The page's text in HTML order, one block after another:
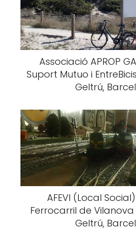
Associació APROP
Suport Mutuo i
Geltrú,
AFEVI (Local
Ferrocarril de
Geltrú,